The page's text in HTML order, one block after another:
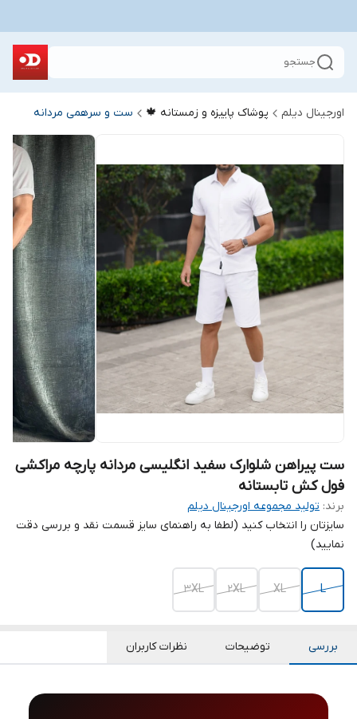
جستجو
اورجینال دیلم پوشاک پاییزه و زمستانه 🍁 ست و سرهمی مردانه
ست پیراهن شلوارک سفید انگلیسی مردانه پارچه مراکشی
فول کش تابستانه
برند: تولید مجموعه اورجینال دیلم
سایزتان را انتخاب کنید (لطفا به راهنمای سایز قسمت نقد و بررسی دقت
نمایید)
L
XL
2XL
3XL
بررسی توضیحات نظرات کاربران